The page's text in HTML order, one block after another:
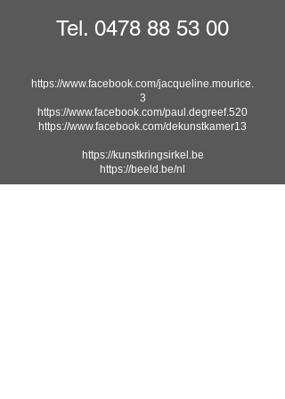
Tel. 0478 88 53 00
https://www.facebook.com/jacqueline.mourice.
3
https://www.facebook.com/paul.degreef.520
https://www.facebook.com/dekunstkamer13
https://kunstkringsirkel.be
https://beeld.be/nl